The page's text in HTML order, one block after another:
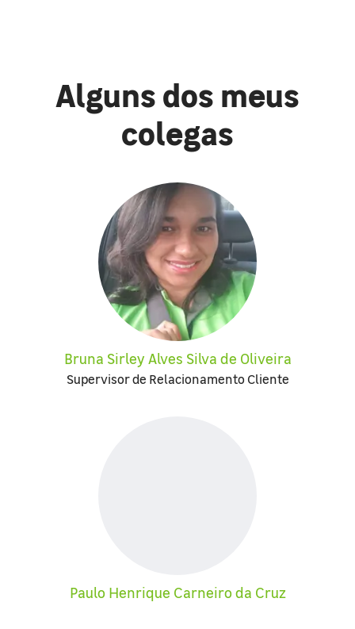
Alguns dos meus
colegas
Bruna Sirley Alves Silva de Oliveira
Supervisor de Relacionamento Cliente
Paulo Henrique Carneiro da Cruz